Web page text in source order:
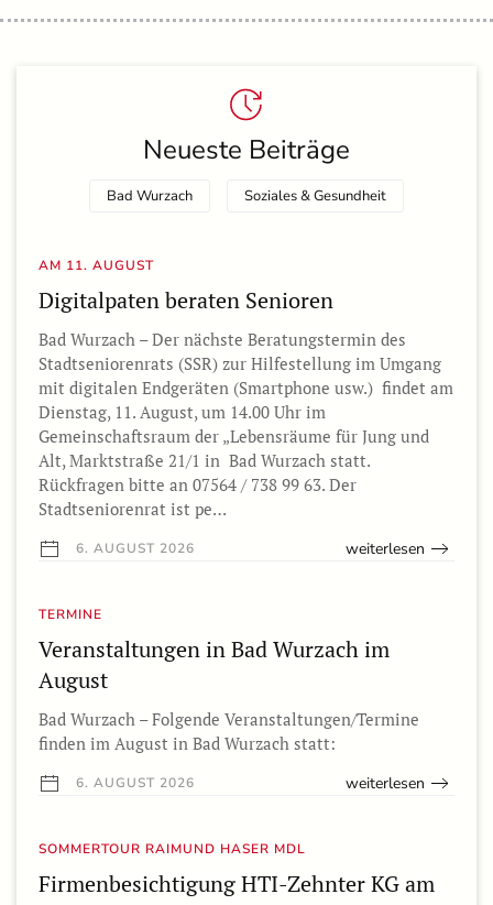
Neueste Beiträge
Bad Wurzach Soziales & Gesundheit
AM 11. AUGUST
Digitalpaten beraten Senioren
Bad Wurzach – Der nächste Beratungstermin des
Stadtseniorenrats (SSR) zur Hilfestellung im Umgang
mit digitalen Endgeräten (Smartphone usw.) findet am
Dienstag, 11. August, um 14.00 Uhr im
Gemeinschaftsraum der „Lebensräume für Jung und
Alt, Marktstraße 21/1 in Bad Wurzach statt.
Rückfragen bitte an 07564 / 738 99 63. Der
Stadtseniorenrat ist pe…
6. AUGUST 2026 weiterlesen
TERMINE
Veranstaltungen in Bad Wurzach im
August
Bad Wurzach – Folgende Veranstaltungen/Termine
finden im August in Bad Wurzach statt:
6. AUGUST 2026 weiterlesen
SOMMERTOUR RAIMUND HASER MDL
Firmenbesichtigung HTI-Zehnter KG am